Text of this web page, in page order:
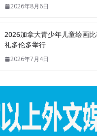
2026年8月6日
2026加拿大青少年儿童绘画
礼多伦多举行
2026年7月4日